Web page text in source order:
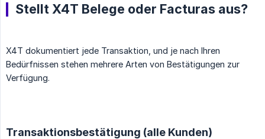
Stellt X4T Belege oder Facturas aus?
X4T dokumentiert jede Transaktion, und je nach Ihren
Bedürfnissen stehen mehrere Arten von Bestätigungen zur
Verfügung.
Transaktionsbestätigung (alle Kunden)